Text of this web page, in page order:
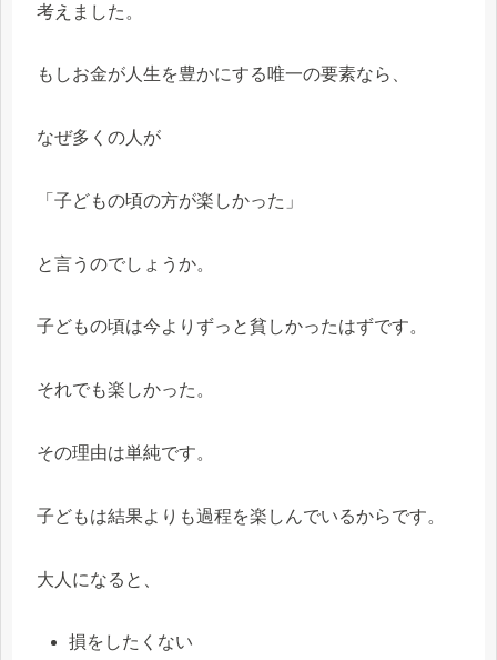
考えました。
もしお金が人生を豊かにする唯一の要素なら、
なぜ多くの人が
「子どもの頃の方が楽しかった」
と言うのでしょうか。
子どもの頃は今よりずっと貧しかったはずです。
それでも楽しかった。
その理由は単純です。
子どもは結果よりも過程を楽しんでいるからです。
大人になると、
損をしたくない